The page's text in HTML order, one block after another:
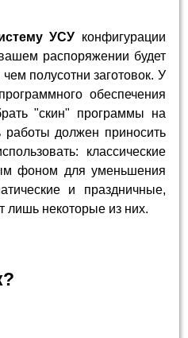
УСУ конфигурации
распоряжении будет
полусотни заготовок. У
обеспечения
"скин" программы на
должен приносить
классические
фоном для уменьшения
и праздничные,
лишь некоторые из них.